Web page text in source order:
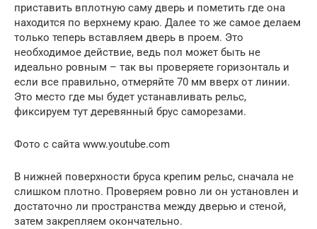
приставить вплотную саму дверь и пометить где она
находится по верхнему краю. Далее то же самое делаем
только теперь вставляем дверь в проем. Это
необходимое действие, ведь пол может быть не
идеально ровным – так вы проверяете горизонталь и
если все правильно, отмеряйте 70 мм вверх от линии.
Это место где мы будет устанавливать рельс,
фиксируем тут деревянный брус саморезами.
Фото с сайта www.youtube.com
В нижней поверхности бруса крепим рельс, сначала не
слишком плотно. Проверяем ровно ли он установлен и
достаточно ли пространства между дверью и стеной,
затем закрепляем окончательно.